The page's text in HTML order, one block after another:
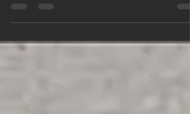
Clelia» racconta di una nonna particolare e impossibile.